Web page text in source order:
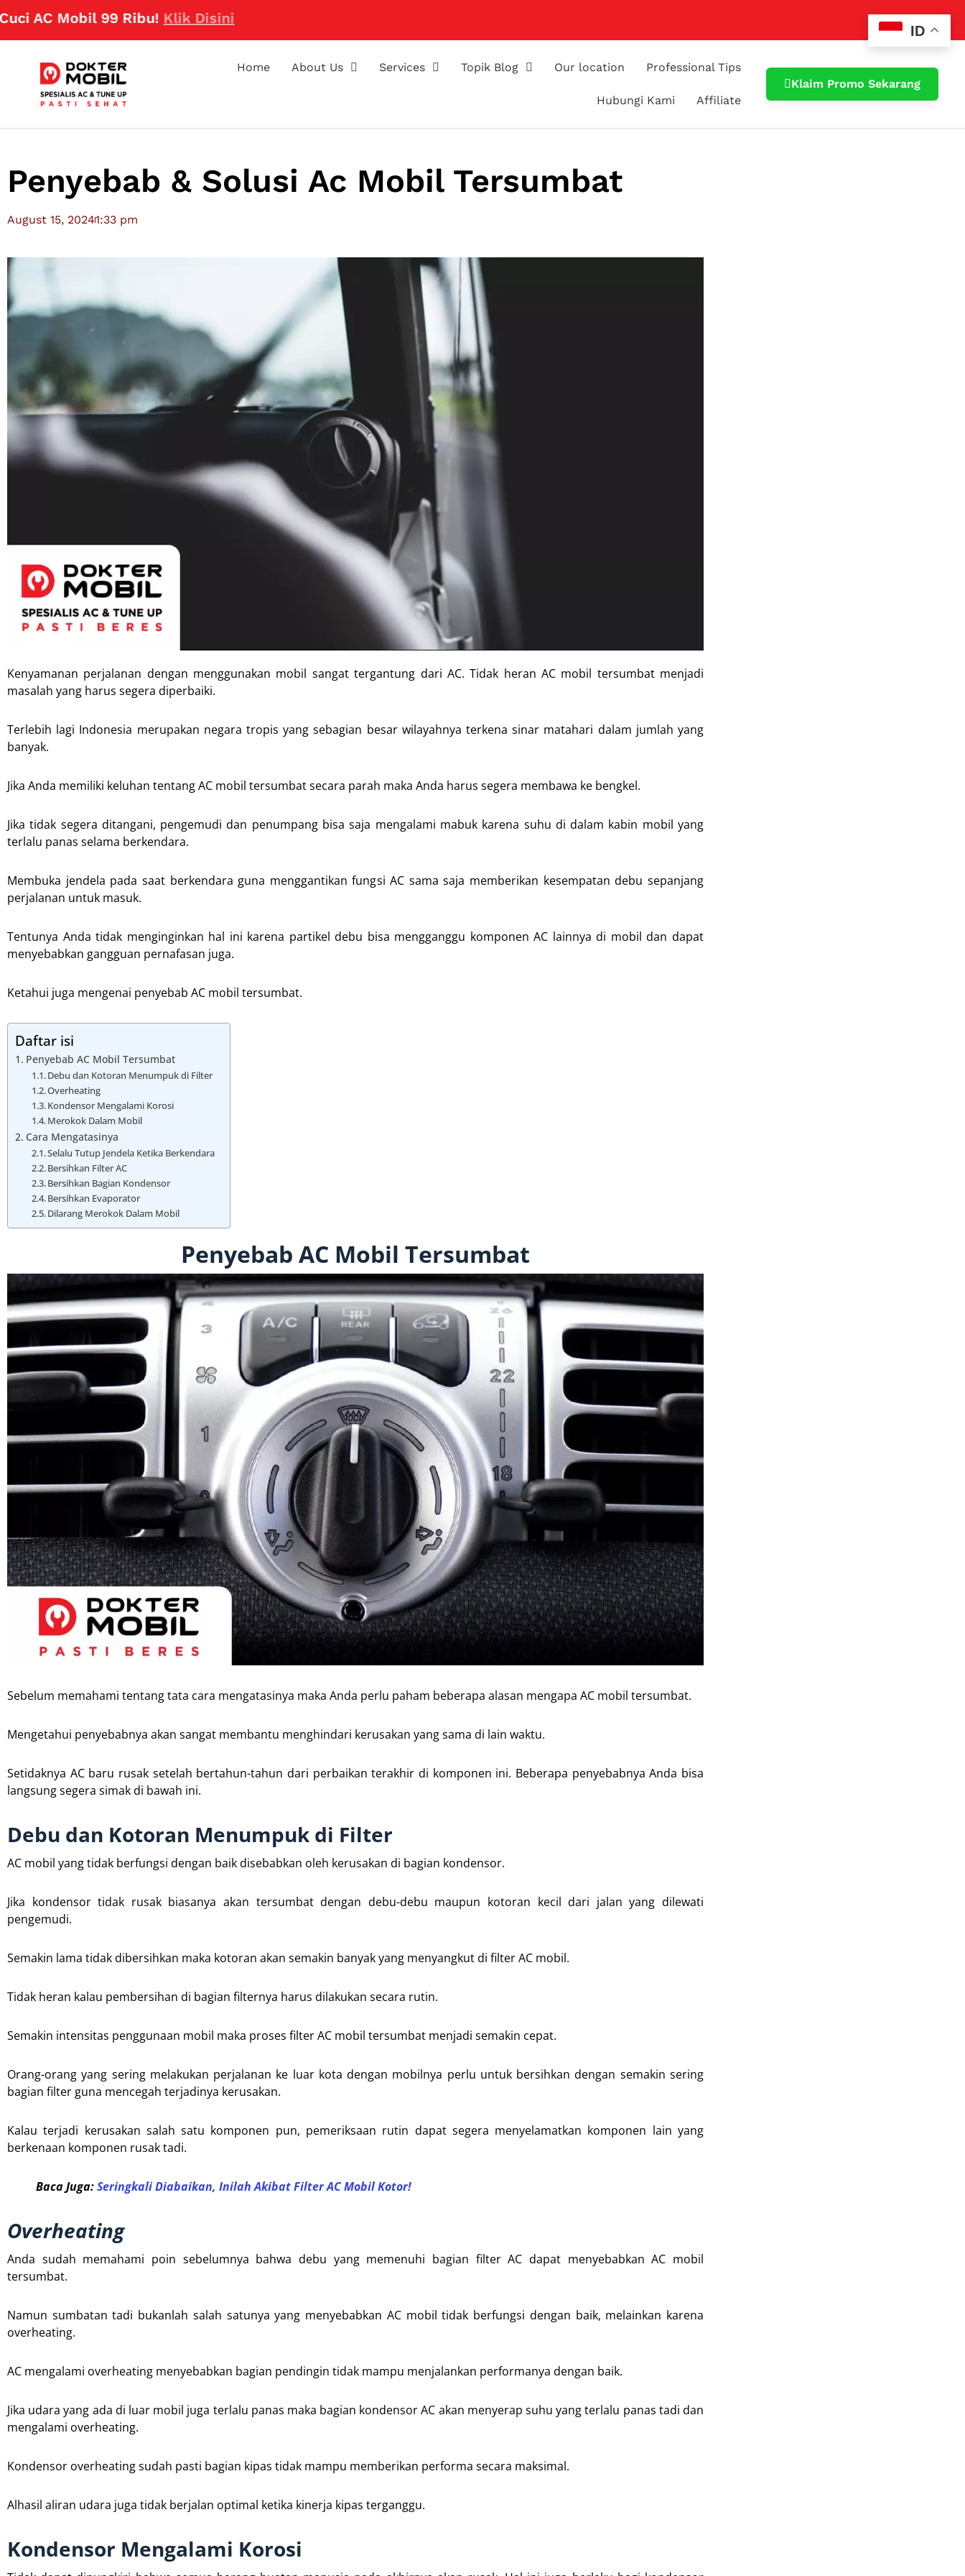
99 Ribu!Klik Disini
Home About Us Services Topik Blog Our location Professional Tips
Hubungi Kami Affiliate
Klaim Promo Sekarang
Penyebab & Solusi Ac Mobil Tersumbat
August 15, 20241:33 pm
Kenyamanan perjalanan dengan menggunakan mobil sangat tergantung dari AC. Tidak heran AC mobil tersumbat menjadi
masalah yang harus segera diperbaiki.
Terlebih lagi Indonesia merupakan negara tropis yang sebagian besar wilayahnya terkena sinar matahari dalam jumlah yang
banyak.
Jika Anda memiliki keluhan tentang AC mobil tersumbat secara parah maka Anda harus segera membawa ke bengkel.
Jika tidak segera ditangani, pengemudi dan penumpang bisa saja mengalami mabuk karena suhu di dalam kabin mobil yang
terlalu panas selama berkendara.
Membuka jendela pada saat berkendara guna menggantikan fungsi AC sama saja memberikan kesempatan debu sepanjang
perjalanan untuk masuk.
Tentunya Anda tidak menginginkan hal ini karena partikel debu bisa mengganggu komponen AC lainnya di mobil dan dapat
menyebabkan gangguan pernafasan juga.
Ketahui juga mengenai penyebab AC mobil tersumbat.
Daftar isi
Penyebab AC Mobil Tersumbat
Debu dan Kotoran Menumpuk di Filter
Overheating
Kondensor Mengalami Korosi
Merokok Dalam Mobil
Cara Mengatasinya
Selalu Tutup Jendela Ketika Berkendara
Bersihkan Filter AC
Bersihkan Bagian Kondensor
Bersihkan Evaporator
Dilarang Merokok Dalam Mobil
Penyebab AC Mobil Tersumbat
Sebelum memahami tentang tata cara mengatasinya maka Anda perlu paham beberapa alasan mengapa AC mobil tersumbat.
Mengetahui penyebabnya akan sangat membantu menghindari kerusakan yang sama di lain waktu.
Setidaknya AC baru rusak setelah bertahun-tahun dari perbaikan terakhir di komponen ini. Beberapa penyebabnya Anda bisa
langsung segera simak di bawah ini.
Debu dan Kotoran Menumpuk di Filter
AC mobil yang tidak berfungsi dengan baik disebabkan oleh kerusakan di bagian kondensor.
Jika kondensor tidak rusak biasanya akan tersumbat dengan debu-debu maupun kotoran kecil dari jalan yang dilewati
pengemudi.
Semakin lama tidak dibersihkan maka kotoran akan semakin banyak yang menyangkut di filter AC mobil.
Tidak heran kalau pembersihan di bagian filternya harus dilakukan secara rutin.
Semakin intensitas penggunaan mobil maka proses filter AC mobil tersumbat menjadi semakin cepat.
Orang-orang yang sering melakukan perjalanan ke luar kota dengan mobilnya perlu untuk bersihkan dengan semakin sering
bagian filter guna mencegah terjadinya kerusakan.
Kalau terjadi kerusakan salah satu komponen pun, pemeriksaan rutin dapat segera menyelamatkan komponen lain yang
berkenaan komponen rusak tadi.
Baca Juga:Seringkali Diabaikan, Inilah Akibat Filter AC Mobil Kotor!
Overheating
Anda sudah memahami poin sebelumnya bahwa debu yang memenuhi bagian filter AC dapat menyebabkan AC mobil
tersumbat.
Namun sumbatan tadi bukanlah salah satunya yang menyebabkan AC mobil tidak berfungsi dengan baik, melainkan karena
overheating.
AC mengalami overheating menyebabkan bagian pendingin tidak mampu menjalankan performanya dengan baik.
Jika udara yang ada di luar mobil juga terlalu panas maka bagian kondensor AC akan menyerap suhu yang terlalu panas tadi dan
mengalami overheating.
Kondensor overheating sudah pasti bagian kipas tidak mampu memberikan performa secara maksimal.
Alhasil aliran udara juga tidak berjalan optimal ketika kinerja kipas terganggu.
Kondensor Mengalami Korosi
ID